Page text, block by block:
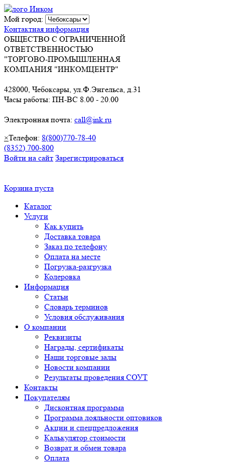
Мой город:
Контактная информация
ОБЩЕСТВО С ОГРАНИЧЕННОЙ
ОТВЕТСТВЕННОСТЬЮ
"ТОРГОВО-ПРОМЫШЛЕННАЯ
КОМПАНИЯ "ИНКОМЦЕНТР"
428000, Чебоксары, ул.Ф.Энгельса, д.31
Часы работы: ПН-ВС 8.00 - 20.00
Электронная почта: call@ink.ru
×Телефон: 8(800)770-78-40
(8352) 700-800
Войти на сайт Зарегистрироваться
Корзина пуста
Каталог
Услуги
Как купить
Доставка товара
Заказ по телефону
Оплата на месте
Погрузка-разгрузка
Колеровка
Информация
Статьи
Словарь терминов
Условия обслуживания
О компании
Реквизиты
Награды, сертификаты
Наши торговые залы
Новости компании
Результаты проведения СОУТ
Контакты
Покупателям
Дисконтная программа
Программа лояльности оптовиков
Акции и спецпредложения
Калькулятор стоимости
Возврат и обмен товара
Оплата